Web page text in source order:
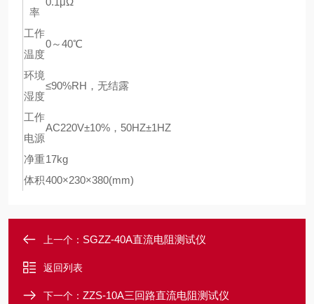
率
工作
温度
0～40℃
环境
湿度
≤90%RH，无结露
工作
电源
AC220V±10%，50HZ±1HZ
净重17kg
体积400×230×380(mm)
上一个： SGZZ-40A直流电阻测试仪
返回列表
下一个： ZZS-10A三回路直流电阻测试仪